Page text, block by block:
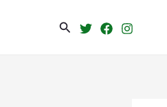
Search